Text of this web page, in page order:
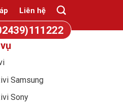
Liên hệ
Samsung
Sony